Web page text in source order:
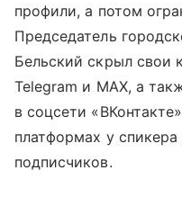
профили, а потом
Председатель
Бельский скрыл свои
Telegram и MAX, а
в соцсети
платформах у
подписчиков.